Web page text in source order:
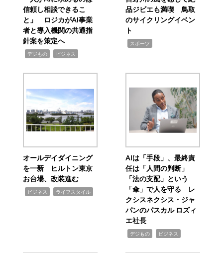
信頼し相談できるこ
と」 ロジカがAI事業
者と導入機関の共通指
針案を策定へ
デジもの ビジネス
品ジビエも満喫 鳥取
のサイクリングイベン
ト
スポーツ
オールデイダイニング
を一新 ヒルトン東京
お台場、改装進む
ビジネス ライフスタイル
AIは「手段」、最終責
任は「人間の判断」
「法の支配」という
「傘」で人を守る レ
クシスネクシス・ジャ
パンのパスカル ロズィ
エ社長
デジもの ビジネス